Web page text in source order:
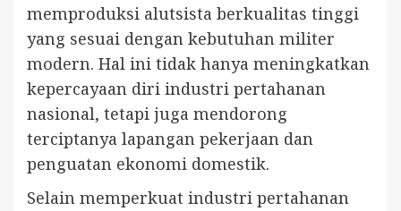
memproduksi alutsista berkualitas tinggi
yang sesuai dengan kebutuhan militer
modern. Hal ini tidak hanya meningkatkan
kepercayaan diri industri pertahanan
nasional, tetapi juga mendorong
terciptanya lapangan pekerjaan dan
penguatan ekonomi domestik.
Selain memperkuat industri pertahanan